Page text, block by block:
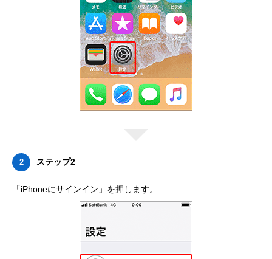
2 ステップ2
「iPhoneにサインイン」を押します。